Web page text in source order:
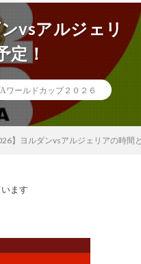
vsアルジェリ
定！
ワールドカップ２０２６
】ヨルダンvsアルジェリアの時間
ます